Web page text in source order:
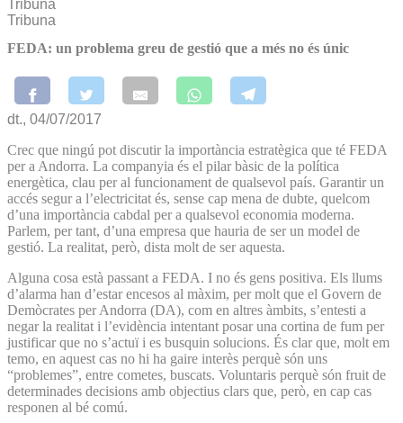
Tribuna
Tribuna
FEDA: un problema greu de gestió que a més no és únic
dt., 04/07/2017
Crec que ningú pot discutir la importància estratègica que té FEDA
per a Andorra. La companyia és el pilar bàsic de la política
energètica, clau per al funcionament de qualsevol país. Garantir un
accés segur a l’electricitat és, sense cap mena de dubte, quelcom
d’una importància cabdal per a qualsevol economia moderna.
Parlem, per tant, d’una empresa que hauria de ser un model de
gestió. La realitat, però, dista molt de ser aquesta.
Alguna cosa està passant a FEDA. I no és gens positiva. Els llums
d’alarma han d’estar encesos al màxim, per molt que el Govern de
Demòcrates per Andorra (DA), com en altres àmbits, s’entesti a
negar la realitat i l’evidència intentant posar una cortina de fum per
justificar que no s’actuï i es busquin solucions. És clar que, molt em
temo, en aquest cas no hi ha gaire interès perquè són uns
“problemes”, entre cometes, buscats. Voluntaris perquè són fruit de
determinades decisions amb objectius clars que, però, en cap cas
responen al bé comú.